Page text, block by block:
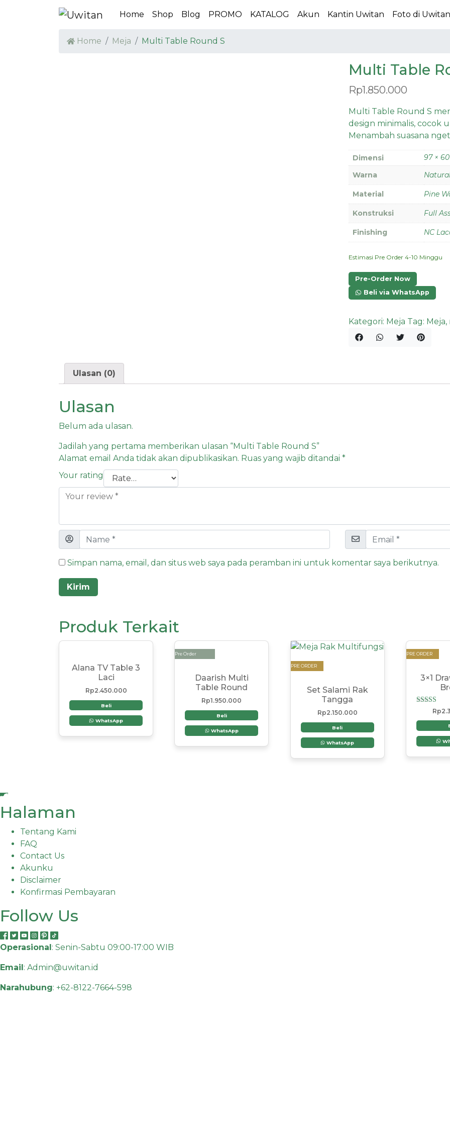
Home Shop Blog PROMO KATALOG Akun Kantin Uwitan Foto di Uwitan
Home Meja Multi Table Round S
Multi Table
Rp1.850.000
Multi Table Round S
design minimalis, cocok
Menambah suasana
Dimensi
97 ×
Warna
Material Pine
Konstruksi Full
Finishing NC
Estimasi Pre Order 4-10 Minggu
Pre-Order Now
Beli via WhatsApp
Kategori: Meja Tag: Meja,
Ulasan (0)
Ulasan
Belum ada ulasan.
Jadilah yang pertama memberikan ulasan “Multi Table Round S”
Alamat email Anda tidak akan dipublikasikan. Ruas yang wajib ditandai *
Your rating
Simpan nama, email, dan situs web saya pada peramban ini untuk komentar saya berikutnya.
Produk Terkait
Alana TV Table 3
Laci
Rp2.450.000
Beli
WhatsApp
Pre Order
Daarish Multi
Table Round
Rp1.950.000
Beli
WhatsApp
PRE ORDER
Set Salami Rak
Tangga
Rp2.150.000
Beli
WhatsApp
PRE ORDER
3×1
Dinilai
5.00
dari 5
Rp
Halaman
Tentang Kami
FAQ
Contact Us
Akunku
Disclaimer
Konfirmasi Pembayaran
Follow Us
Operasional: Senin-Sabtu 09:00-17:00 WIB
Email: Admin@uwitan.id
Narahubung: +62-8122-7664-598